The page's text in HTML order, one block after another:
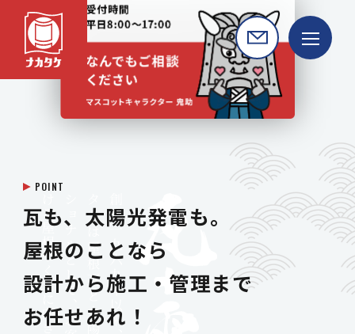
POINT
瓦も、太陽光発電も。
屋根のことなら
設計から施工・管理まで
お任せあれ！